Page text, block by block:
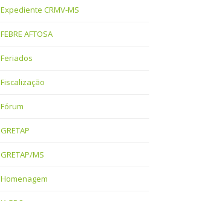
Expediente CRMV-MS
FEBRE AFTOSA
Feriados
Fiscalização
Fórum
GRETAP
GRETAP/MS
Homenagem